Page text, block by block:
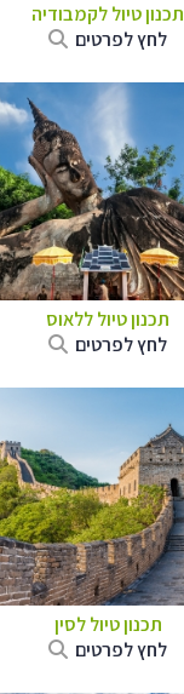
תכנון טיוללקמבודיה
לחץ לפרטים
תכנון טיולללאוס
לחץ לפרטים
תכנון טיוללסין
לחץ לפרטים